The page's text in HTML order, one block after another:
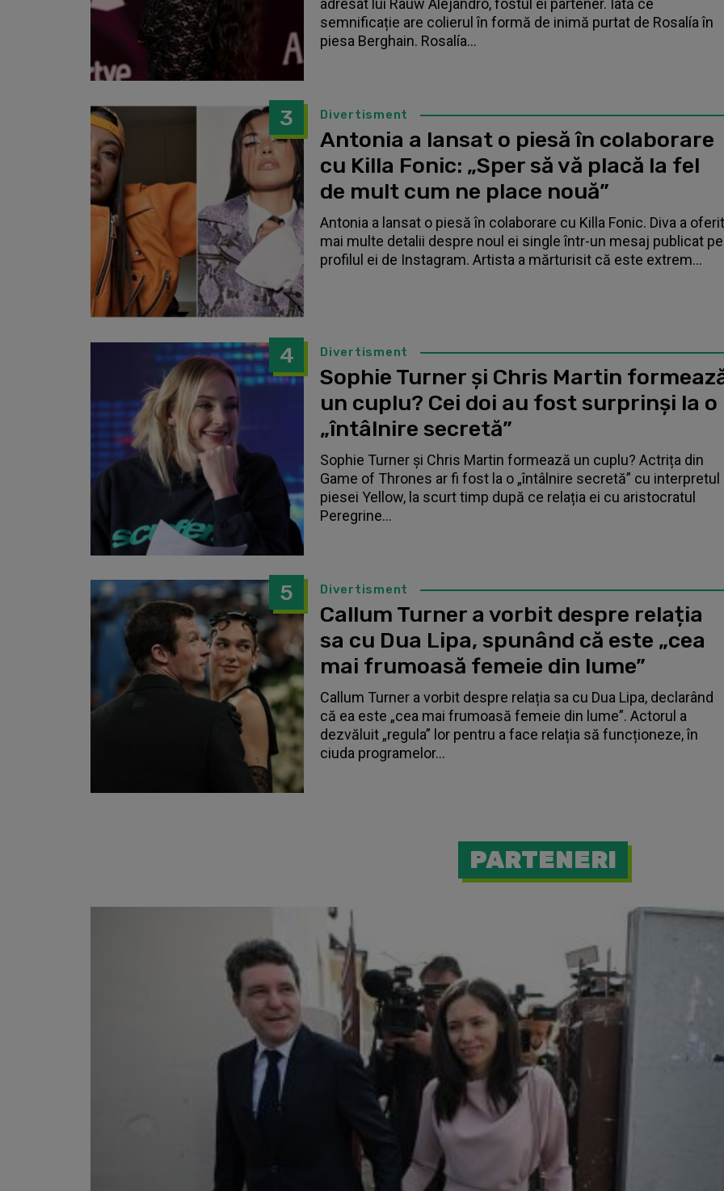
adresat lui Rauw Alejandro, fostul ei partener. Iată ce
semnificație are colierul în formă de inimă purtat de Rosalía în
piesa Berghain. Rosalía...
3 Divertisment
Antonia a lansat o piesă în colaborare
cu Killa Fonic: „Sper să vă placă la fel
de mult cum ne place nouă”
Antonia a lansat o piesă în colaborare cu Killa Fonic. Diva a oferit
mai multe detalii despre noul ei single într-un mesaj publicat pe
profilul ei de Instagram. Artista a mărturisit că este extrem...
4 Divertisment
Sophie Turner și Chris Martin
un cuplu? Cei doi au fost surprinși la o
„întâlnire secretă”
Sophie Turner și Chris Martin formează un cuplu? Actrița din
Game of Thrones ar fi fost la o „întâlnire secretă” cu interpretul
piesei Yellow, la scurt timp după ce relația ei cu aristocratul
Peregrine...
5 Divertisment
Callum Turner a vorbit despre relația
sa cu Dua Lipa, spunând că este „cea
mai frumoasă femeie din lume”
Callum Turner a vorbit despre relația sa cu Dua Lipa, declarând
că ea este „cea mai frumoasă femeie din lume”. Actorul a
dezvăluit „regula” lor pentru a face relația să funcționeze, în
ciuda programelor...
PARTENERI